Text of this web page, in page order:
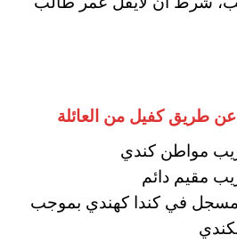
طريق كفيل من العائلة
مواطن كندي
مقيم دائم
في كندا كهندي بموجب